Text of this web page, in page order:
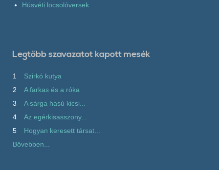
Húsvéti locsolóversek
Legtöbb szavazatot kapott mesék
1
Szirkó kutya
2
A farkas és a róka
3
A sárga hasú kicsi...
4
Az egérkisasszony...
5
Hogyan keresett társat...
Bővebben...